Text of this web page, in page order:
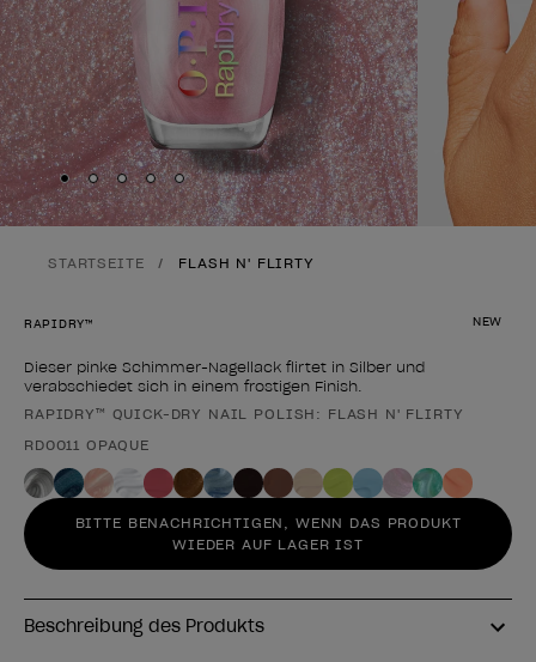
Skip to slide1
Skip to slide2
Skip to slide3
Skip to slide4
Skip to slide5
STARTSEITE FLASH N' FLIRTY
NEW
RAPIDRY™
Dieser pinke Schimmer-Nagellack flirtet in Silber und
verabschiedet sich in einem frostigen Finish.
Form des Produkts
RAPIDRY™ QUICK-DRY NAIL POLISH: FLASH N' FLIRTY
RD0011 OPAQUE
BITTE BENACHRICHTIGEN, WENN DAS PRODUKT
WIEDER AUF LAGER IST
Beschreibung des Produkts